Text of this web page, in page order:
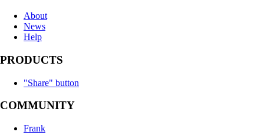
About
News
Help
PRODUCTS
"Share" button
COMMUNITY
Frank